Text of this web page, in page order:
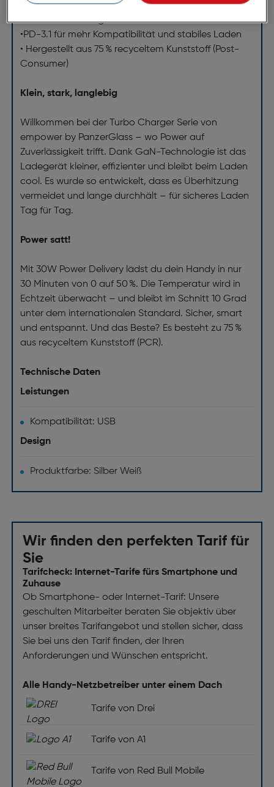
• Mit moderner GaN-Technologie für bessere
Effizienz und weniger Hitze
•PD-3.1 für mehr Kompatibilität und stabiles Laden
• Hergestellt aus 75 % recyceltem Kunststoff (Post-
Consumer)
Klein, stark, langlebig
Willkommen bei der Turbo Charger Serie von
empower by PanzerGlass – wo Power auf
Zuverlässigkeit trifft. Dank GaN-Technologie ist das
Ladegerät kleiner, effizienter und bleibt beim Laden
cool. Es wurde so entwickelt, dass es Überhitzung
vermeidet und lange durchhält – für sicheres Laden
Tag für Tag.
Power satt!
Mit 30W Power Delivery lädst du dein Handy in nur
30 Minuten von 0 auf 50 %. Die Temperatur wird in
Echtzeit überwacht – und bleibt im Schnitt 10 Grad
unter dem internationalen Standard. Sicher, smart
und entspannt. Und das Beste? Es besteht zu 75 %
aus recyceltem Kunststoff (PCR).
Technische Daten
Leistungen
Kompatibilität: USB
Design
Produktfarbe: Silber Weiß
Wir finden den perfekten Tarif für
Sie
Tarifcheck: Internet-Tarife fürs Smartphone und
Zuhause
Ob Smartphone- oder Internet-Tarif: Unsere
geschulten Mitarbeiter beraten Sie objektiv über
unser breites Tarifangebot und stellen sicher, dass
Sie bei uns den Tarif finden, der Ihren
Anforderungen und Wünschen entspricht.
Alle Handy-Netzbetreiber unter einem Dach
Tarife von Drei
Tarife von A1
Tarife von Red Bull Mobile